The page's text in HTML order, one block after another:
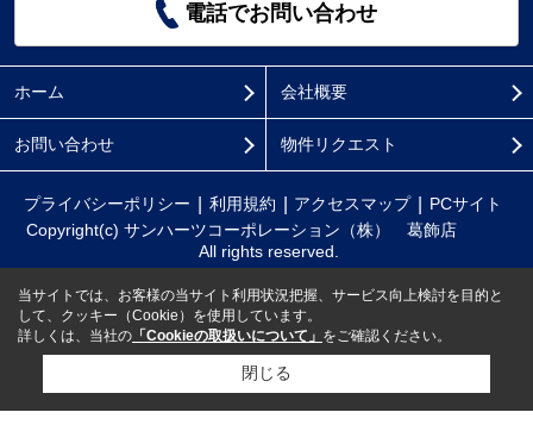
電話でお問い合わせ
ホーム 会社概要
お問い合わせ 物件リクエスト
プライバシーポリシー 利用規約 アクセスマップ
PCサイト
Copyright(c) サンハーツコーポレーション（株） 葛飾店
All rights reserved.
当サイトでは、お客様の当サイト利用状況把握、サービス向上検討を目的と
して、クッキー（Cookie）を使用しています。
詳しくは、当社の 「Cookieの取扱いについて」 をご確認ください。
閉じる